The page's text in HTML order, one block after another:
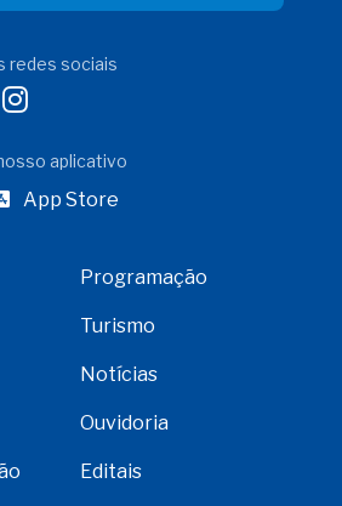
redes sociais
aplicativo
App Store
Programação
Turismo
Notícias
Ouvidoria
Editais